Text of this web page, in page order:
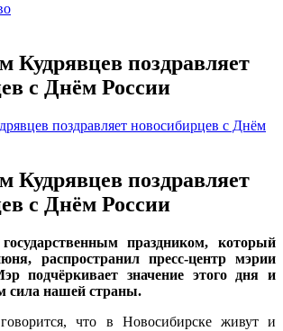
поздравляет
с Днём России
поздравляет
с Днём России
праздником, который
распространил пресс-центр мэрии
подчёркивает значение этого дня и
сила нашей страны.
что в Новосибирске живут и